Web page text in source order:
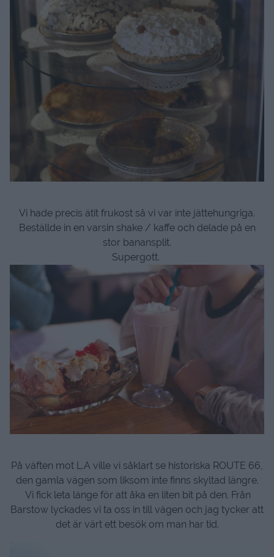
Vi hade precis ätit frukost så vi var inte jättehungriga.
Beställde in en varsin shake / kaffe och delade på en
stor banansplit.
Supergott.
På väften mot L.A ville vi såklart se historiska ROUTE 66,
den gamla vägen som liksom inte finns skyltad längre.
Vi fick leta länge för att åka en liten bit på den. Från
Barstow lyckades vi ta oss in till vägen och jag tycker att
det är värt ett besök om man har tid.